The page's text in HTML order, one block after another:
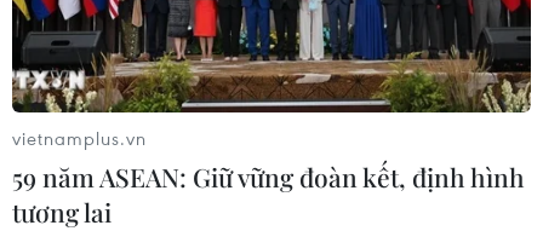
vietnamplus.vn
59 năm ASEAN: Giữ vững đoàn kết, định hình
tương lai